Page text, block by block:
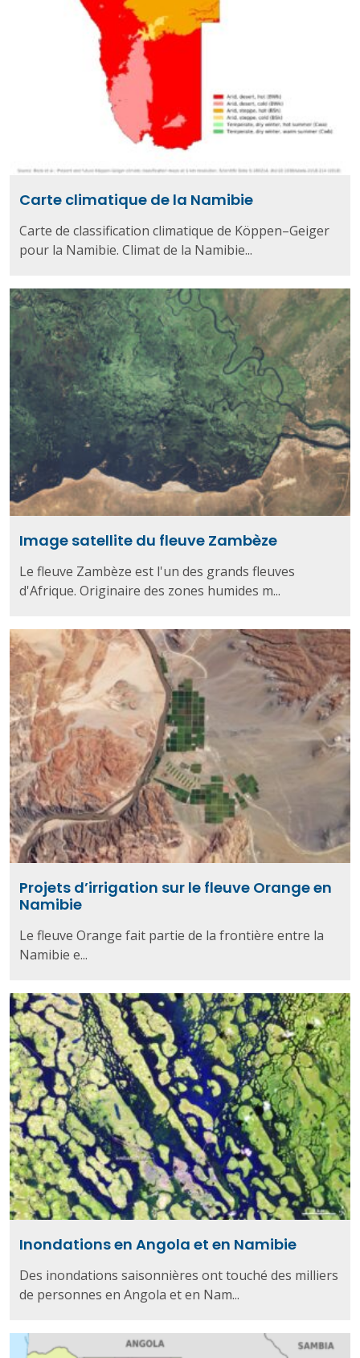
Carte climatique de la Namibie
Carte de classification climatique de Köppen–Geiger
pour la Namibie. Climat de la Namibie...
Image satellite du fleuve Zambèze
Le fleuve Zambèze est l'un des grands fleuves
d'Afrique. Originaire des zones humides m...
Projets d’irrigation sur le fleuve Orange en
Namibie
Le fleuve Orange fait partie de la frontière entre la
Namibie e...
Inondations en Angola et en Namibie
Des inondations saisonnières ont touché des milliers
de personnes en Angola et en Nam...